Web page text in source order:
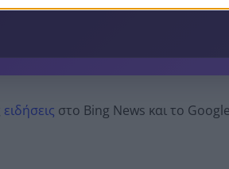
ειδήσεις στο Bing News και το